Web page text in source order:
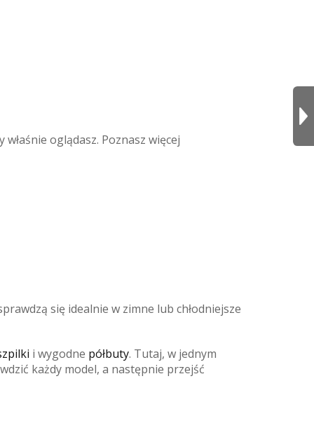
oglądasz. Poznasz więcej
się idealnie w zimne lub chłodniejsze
i wygodne półbuty. Tutaj, w jednym
każdy model, a następnie przejść